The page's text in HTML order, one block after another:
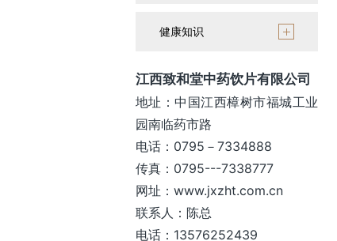
健康知识
江西致和堂中药饮片有限公司
地址：中国江西樟树市福城工业
园南临药市路
电话：0795－7334888
传真：0795---7338777
网址：www.jxzht.com.cn
联系人：陈总
电话：13576252439